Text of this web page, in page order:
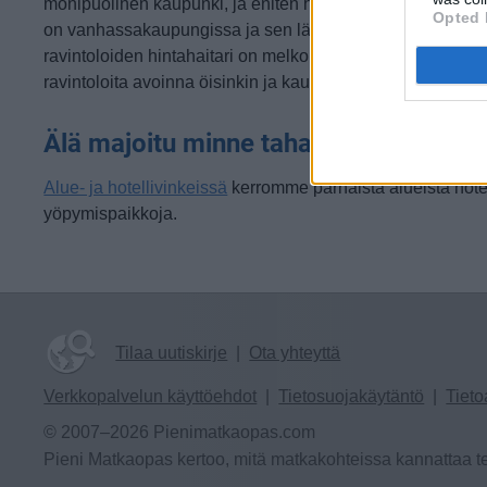
Opted
monipuolinen kaupunki, ja eniten hyviä ravintoloita siellä
on vanhassakaupungissa ja sen lähistöllä. Kaupungin
ravintoloiden hintahaitari on melkoinen, siellä on
ravintoloita avoinna öisinkin ja kaupungista ...
(jatkuu
Älä majoitu minne tahansa – Lue
Alue- ja hotellivinkeissä kerromme parhaista alueista
yöpymispaikkoja.
Tilaa uutiskirje Ota yhteyttä
Verkkopalvelun käyttöehdot Tietosuojakäytäntö
© 2007–2026 Pienimatkaopas.com
Pieni Matkaopas kertoo, mitä matkakohteissa kannattaa